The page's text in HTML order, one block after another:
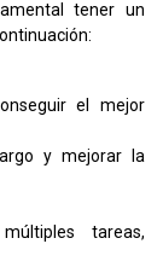
tener un
el mejor
y mejorar la
tareas,